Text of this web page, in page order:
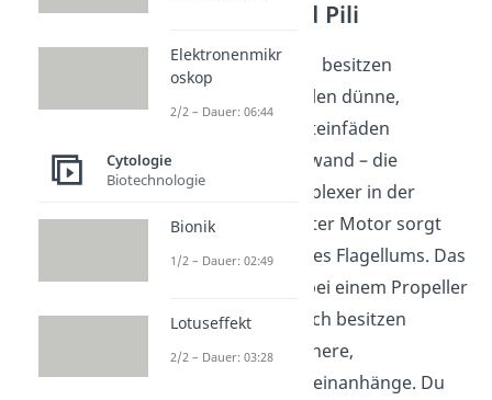
Flagellum und Pili
Zur Fortbewegung besitzen
prokaryotische Zellen dünne,
filamentartige Proteinfäden
außerhalb der Zellwand – die
Flagellen
. Ein komplexer in der
Zellwand verankerter Motor sorgt
für eine Rotation des Flagellums. Das
kannst du dir wie bei einem Propeller
vorstellen. Zusätzlich besitzen
manche Zellen kleinere,
fadenförmige Proteinanhänge. Du
Elektronenmikr
oskop
2/2 – Dauer: 06:44
Cytologie
Biotechnologie
Bionik
1/2 – Dauer: 02:49
Lotuseffekt
2/2 – Dauer: 03:28